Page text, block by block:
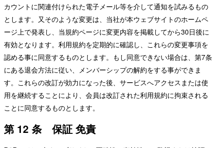
カウントに関連付けられた電子メール等を介して通知を試みるもの
とします。又そのような変更は、当社が本ウェブサイトのホームペ
ージ上で発表し、当規約ページに変更内容を掲載してから30日後に
有効となります。利用規約を定期的に確認し、これらの変更事項を
認める事に同意するものとします。もし同意できない場合は、第7条
にある退会方法に従い、メンバーシップの解約をする事ができま
す。これらの改訂が効力になった後、サービスへアクセスまたは使
用を継続することにより、会員は改訂された利用規約に拘束される
ことに同意するものとします。
第 12 条 保証 免責